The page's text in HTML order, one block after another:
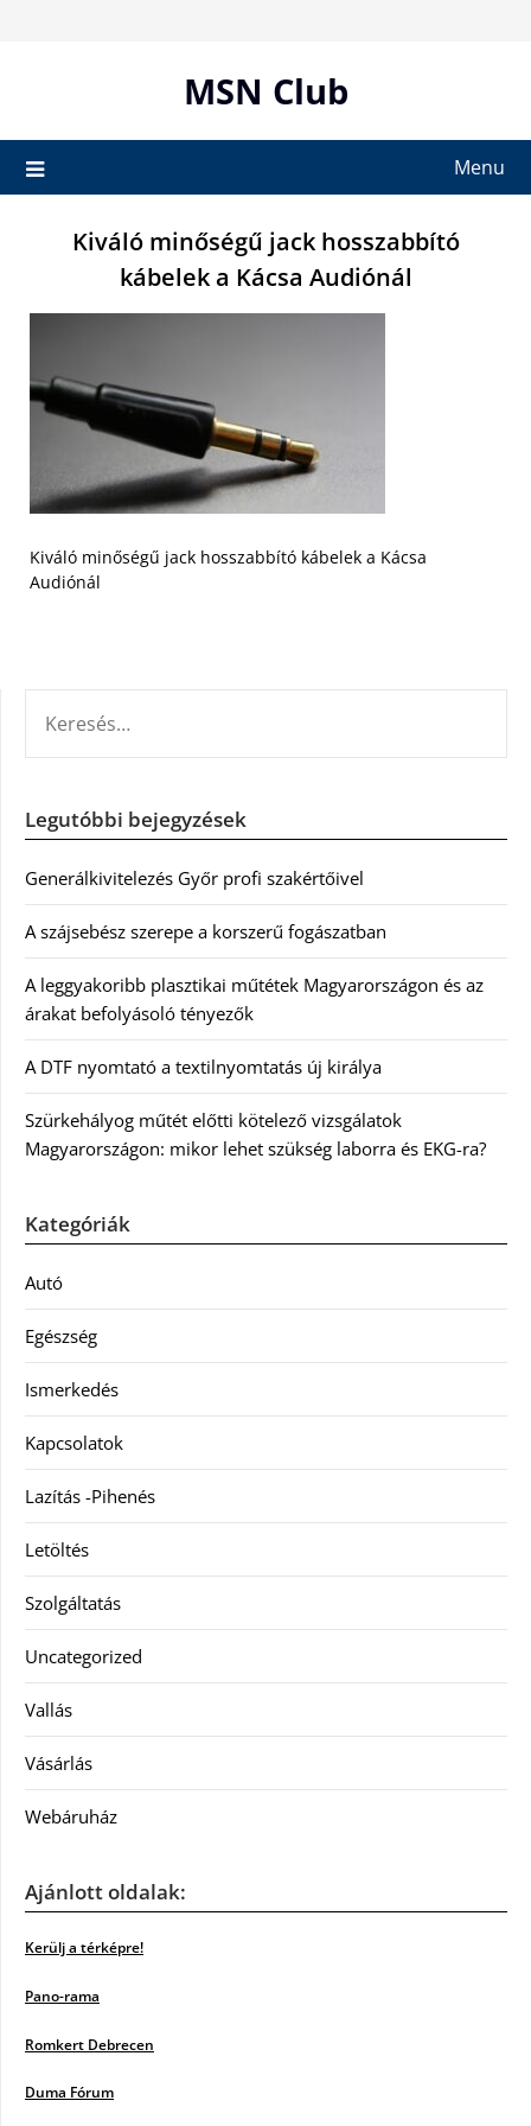
MSN Club
Menu
Kiváló minőségű jack hosszabbító
kábelek a Kácsa Audiónál
Kiváló minőségű jack hosszabbító kábelek a Kácsa
Audiónál
Legutóbbi bejegyzések
Generálkivitelezés Győr profi szakértőivel
A szájsebész szerepe a korszerű fogászatban
A leggyakoribb plasztikai műtétek Magyarországon és az
árakat befolyásoló tényezők
A DTF nyomtató a textilnyomtatás új királya
Szürkehályog műtét előtti kötelező vizsgálatok
Magyarországon: mikor lehet szükség laborra és EKG-ra?
Kategóriák
Autó
Egészség
Ismerkedés
Kapcsolatok
Lazítás -Pihenés
Letöltés
Szolgáltatás
Uncategorized
Vallás
Vásárlás
Webáruház
Ajánlott oldalak:
Kerülj a térképre!
Pano-rama
Romkert Debrecen
Duma Fórum